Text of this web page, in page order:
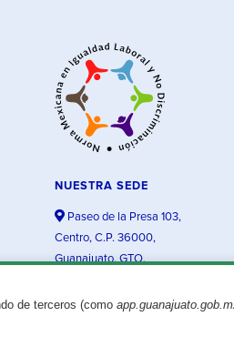
de terceros (como
NUESTRA SEDE
Paseo de la Presa 103,
Centro, C.P. 36000,
Guanajuato, GTO.
aquí. Aviso legal©